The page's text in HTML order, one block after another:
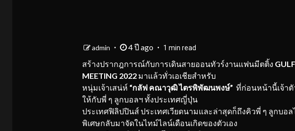
admin 4 ปี ago 1 min read
สร้างปรากฎการณ์กับการเดินสายออนทัวร์งานแฟนมีตติ้ง
MEETING 2022มาแล้วทั่วเอเชียสำหรับ
หนุ่มเจ้าเสน่ห์ “กลัฟ คณาวุฒิ ไตรพิพัฒนพงษ์” ที่ก่อนหน้านี้เจ้า
ให้กับพี่ ๆ ลูกบอลฯ ทั้งประเทศญี่ปุ่น
ประเทศฟิลิปปินส์ ประเทศเวียดนามและล่าสุดก็ถึงคิวพี่ ๆ ลูกบ
พิเศษกลับมาจัดในไทม์ไลน์เดือนเกิดของตัวเอง